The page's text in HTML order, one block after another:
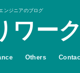
ンジニアのブログ
ワーク
Others